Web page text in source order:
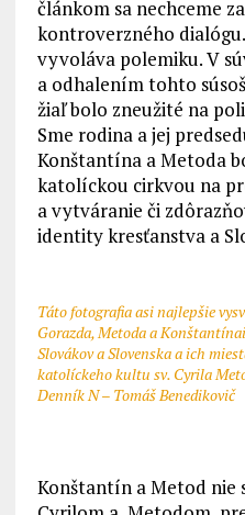
článkom sa nechceme
kontroverzného
vyvoláva polemiku. V
a odhalením tohto
žiaľ bolo zneužité na
Sme rodina a jej
Konštantína a Metoda
katolíckou cirkvou na
a vytváranie či
identity kresťanstva a
Táto fotografia asi najlepšie
Gorazda, Metoda a
Slovákov a Slovenska a ich
katolíckeho kultu sv. Cyrila
Denník N – Tomáš Benedikovič
Konštantín a Metod nie